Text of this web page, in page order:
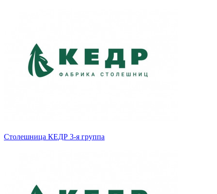
Столешница КЕДР 3-я группа